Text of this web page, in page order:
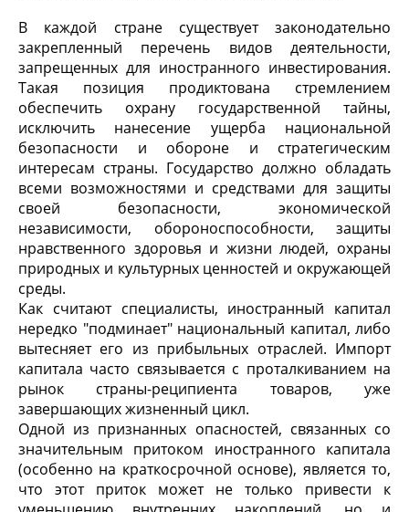
В каждой стране существует законодательно
закрепленный перечень видов деятельности,
запрещенных для иностранного инвестирования.
Такая позиция продиктована стремлением
обеспечить охрану государственной тайны,
исключить нанесение ущерба национальной
безопасности и обороне и стратегическим
интересам страны. Государство должно обладать
всеми возможностями и средствами для защиты
своей безопасности, экономической
независимости, обороноспособности, защиты
нравственного здоровья и жизни людей, охраны
природных и культурных ценностей и окружающей
среды.
Как считают специалисты, иностранный капитал
нередко "подминает" национальный капитал, либо
вытесняет его из прибыльных отраслей. Импорт
капитала часто связывается с проталкиванием на
рынок страны-реципиента товаров, уже
завершающих жизненный цикл.
Одной из признанных опасностей, связанных со
значительным притоком иностранного капитала
(особенно на краткосрочной основе), является то,
что этот приток может не только привести к